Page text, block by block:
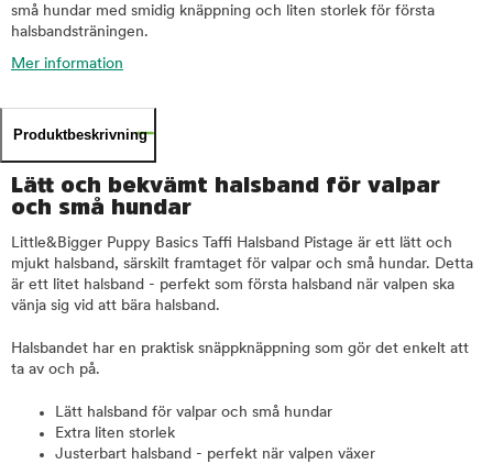
små hundar med smidig knäppning och liten storlek för första
halsbandsträningen.
Mer information
Produktbeskrivning
Lätt och bekvämt halsband för valpar
och små hundar
Little&Bigger Puppy Basics Taffi Halsband Pistage är ett lätt och
mjukt halsband, särskilt framtaget för valpar och små hundar. Detta
är ett litet halsband - perfekt som första halsband när valpen ska
vänja sig vid att bära halsband.
Halsbandet har en praktisk snäppknäppning som gör det enkelt att
ta av och på.
Lätt halsband för valpar och små hundar
Extra liten storlek
Justerbart halsband - perfekt när valpen växer